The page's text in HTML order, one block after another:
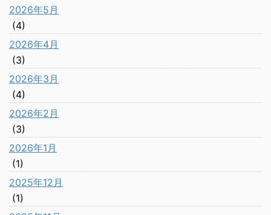
2026年5月
(4)
2026年4月
(3)
2026年3月
(4)
2026年2月
(3)
2026年1月
(1)
2025年12月
(1)